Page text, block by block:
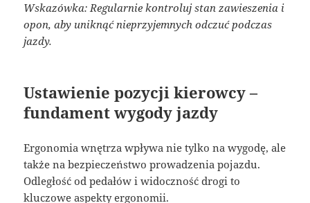
Wskazówka: Regularnie kontroluj stan zawieszenia i
opon, aby uniknąć nieprzyjemnych odczuć podczas
jazdy.
Ustawienie pozycji kierowcy –
fundament wygody jazdy
Ergonomia wnętrza wpływa nie tylko na wygodę, ale
także na bezpieczeństwo prowadzenia pojazdu.
Odległość od pedałów i widoczność drogi to
kluczowe aspekty ergonomii.